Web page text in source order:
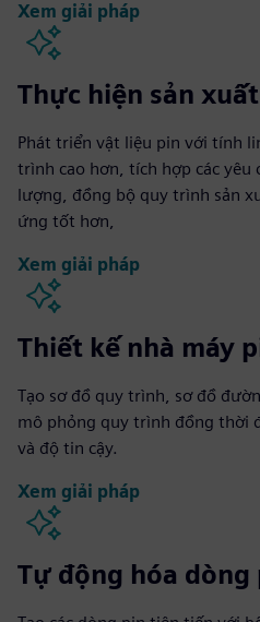
Xem giải pháp
Thực hiện sản
Phát triển vật liệu pin với tính
trình cao hơn, tích hợp các yêu
lượng, đồng bộ quy trình sản
ứng tốt hơn,
Xem giải pháp
Thiết kế nhà máy
Tạo sơ đồ quy trình, sơ đồ
mô phỏng quy trình đồng thời
và độ tin cậy.
Xem giải pháp
Tự động hóa dòng